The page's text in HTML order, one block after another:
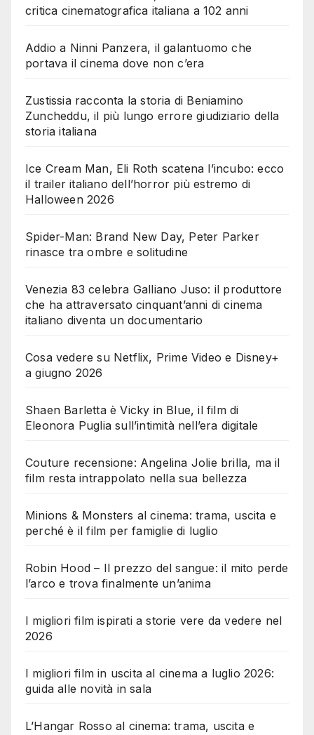
critica cinematografica italiana a 102 anni
Addio a Ninni Panzera, il galantuomo che
portava il cinema dove non c’era
Zustissia racconta la storia di Beniamino
Zuncheddu, il più lungo errore giudiziario della
storia italiana
Ice Cream Man, Eli Roth scatena l’incubo: ecco
il trailer italiano dell’horror più estremo di
Halloween 2026
Spider-Man: Brand New Day, Peter Parker
rinasce tra ombre e solitudine
Venezia 83 celebra Galliano Juso: il produttore
che ha attraversato cinquant’anni di cinema
italiano diventa un documentario
Cosa vedere su Netflix, Prime Video e Disney+
a giugno 2026
Shaen Barletta è Vicky in Blue, il film di
Eleonora Puglia sull’intimità nell’era digitale
Couture recensione: Angelina Jolie brilla, ma il
film resta intrappolato nella sua bellezza
Minions & Monsters al cinema: trama, uscita e
perché è il film per famiglie di luglio
Robin Hood – Il prezzo del sangue: il mito perde
l’arco e trova finalmente un’anima
I migliori film ispirati a storie vere da vedere nel
2026
I migliori film in uscita al cinema a luglio 2026:
guida alle novità in sala
L’Hangar Rosso al cinema: trama, uscita e